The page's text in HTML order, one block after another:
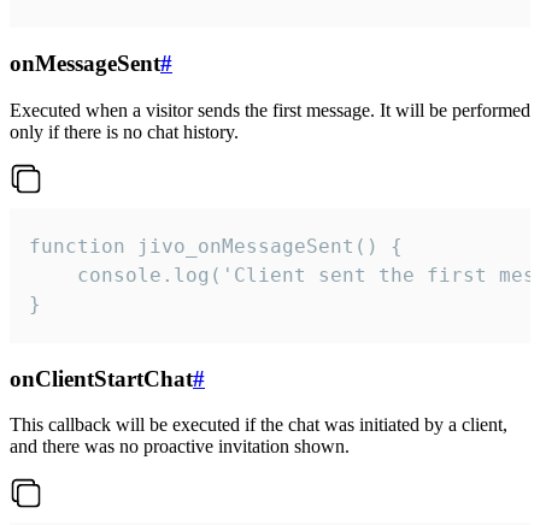
onMessageSent#
Executed when a visitor sends the first message. It will be performed
only if there is no chat history.
function jivo_onMessageSent() {
console.log('Client sent the first
}
onClientStartChat#
This callback will be executed if the chat was initiated by a client,
and there was no proactive invitation shown.